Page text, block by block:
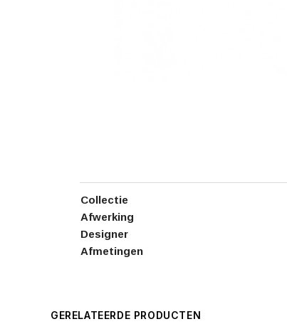
Collectie
Afwerking
Designer
Afmetingen
GERELATEERDE PRODUCTEN